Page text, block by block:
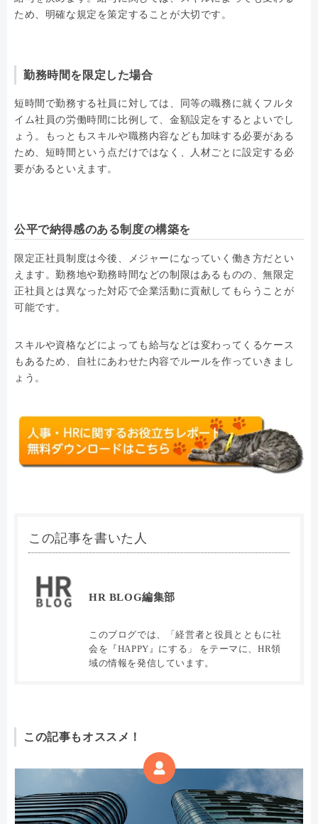
ため、明確な規定を策定することが大切です。
勤務時間を限定した場合
短時間で勤務する社員に対しては、同等の職務に就くフルタ
イム社員の労働時間に比例して、金額設定をするとよいでし
ょう。もっともスキルや職務内容なども加味する必要がある
ため、短時間という点だけではなく、人材ごとに設定する必
要があるといえます。
公平で納得感のある制度の構築を
限定正社員制度は今後、メジャーになっていく働き方だとい
えます。勤務地や勤務時間などの制限はあるものの、無限定
正社員とは異なった対応で企業活動に貢献してもらうことが
可能です。
スキルや資格などによっても給与などは変わってくるケース
もあるため、自社にあわせた内容でルールを作っていきまし
ょう。
この記事を書いた人
HR BLOG編集部
このブログでは、「経営者と役員とともに社
会を『HAPPY』にする」 をテーマに、HR領
域の情報を発信しています。
この記事もオススメ！